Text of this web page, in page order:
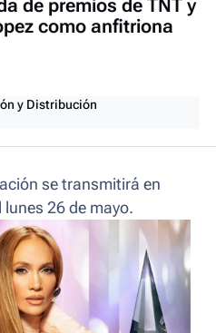
de premios de TNT y
como anfitriona
y Distribución
se transmitirá en
lunes 26 de mayo.